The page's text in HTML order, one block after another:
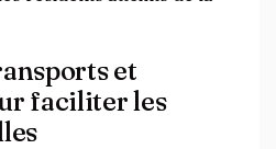
et
faciliter les